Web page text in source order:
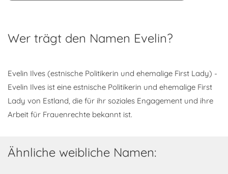
Wer trägt den Namen Evelin?
Evelin Ilves (estnische Politikerin und ehemalige First Lady) -
Evelin Ilves ist eine estnische Politikerin und ehemalige First
Lady von Estland, die für ihr soziales Engagement und ihre
Arbeit für Frauenrechte bekannt ist.
Ähnliche weibliche Namen: